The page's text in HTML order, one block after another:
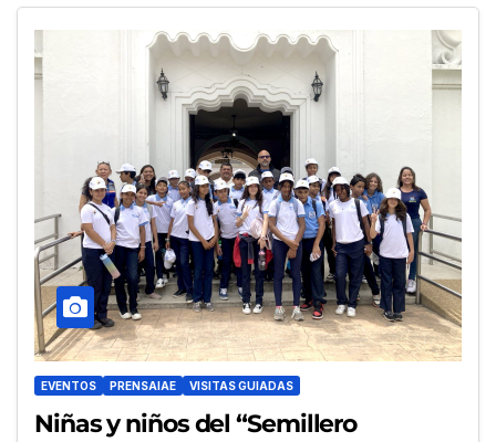
EVENTOS PRENSAIAE VISITAS GUIADAS
Niñas y niños del “Semillero